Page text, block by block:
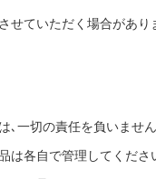
せていただく場合があり
一切の責任を負いません
各自で管理してくださ